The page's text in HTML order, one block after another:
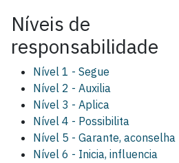
Níveis de
responsabilidade
Nível 1 - Segue
Nível 2 - Auxilia
Nível 3 - Aplica
Nível 4 - Possibilita
Nível 5 - Garante, aconselha
Nível 6 - Inicia, influencia